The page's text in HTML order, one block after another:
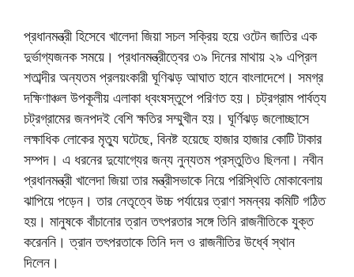
প্রধানমন্ত্রী হিসেবে খালেদা জিয়া সচল সক্রিয় হয়ে ওটেন জাতির এক
দুর্ভাগ্যজনক সময়ে। প্রধানমন্ত্রীত্বের ৩৯ দিনের মাথায় ২৯ এপ্রিল
শতাব্দীর অন্যতম প্রলয়ংকারী ঘূণিঝড় আঘাত হানে বাংলাদেশে। সমগ্র
দক্ষিণাঞ্চল উপকূলীয় এলাকা ধ্বংষস্তুপে পরিণত হয়। চট্রগ্রাম পার্বত্য
চট্রগ্রামের জনপদই বেশি ক্ষতির সম্মুখীন হয়। ঘূর্ণিঝড় জলোচ্ছাসে
লক্ষাধিক লোকের মৃত্যু ঘটেছে, বিনষ্ট হয়েছে হাজার হাজার কোটি টাকার
সম্পদ। এ ধরনের দুযোগ্যের জন্য নুন্যতম প্রস্তুতিও ছিলনা। নবীন
প্রধানমন্ত্রী খালেদা জিয়া তার মন্ত্রীসভাকে নিয়ে পরিস্থিতি মোকাবেলায়
ঝাপিয়ে পড়েন। তার নেতৃত্বে উচ্চ পর্যায়ের ত্রাণ সমন্বয় কমিটি গঠিত
হয়। মানুষকে বাঁচানোর ত্রান তৎপরতার সঙ্গে তিনি রাজনীতিকে যুক্ত
করেননি। ত্রান তৎপরতাকে তিনি দল ও রাজনীতির উর্ধ্বে স্থান
দিলেন।